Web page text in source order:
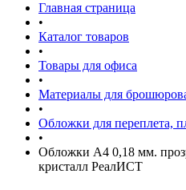
Главная страница
•
Каталог товаров
•
Товары для офиса
•
Материалы для
•
Обложки для переплета,
•
Обложки А4 0,18 мм.
кристалл РеалИСТ